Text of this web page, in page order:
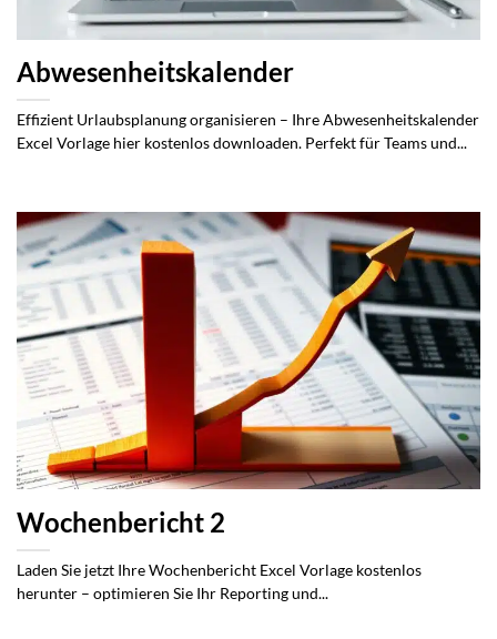
Abwesenheitskalender
Effizient Urlaubsplanung organisieren – Ihre Abwesenheitskalender
Excel Vorlage hier kostenlos downloaden. Perfekt für Teams und...
Wochenbericht 2
Laden Sie jetzt Ihre Wochenbericht Excel Vorlage kostenlos
herunter – optimieren Sie Ihr Reporting und...